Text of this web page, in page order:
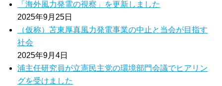
「海外風力発電の視察」を更新しました
2025年9月25日
（仮称）苫東厚真風力発電事業の中止と当会が目指す
社会
2025年9月4日
浦主任研究員が立憲民主党の環境部門会議でヒアリン
グを受けました